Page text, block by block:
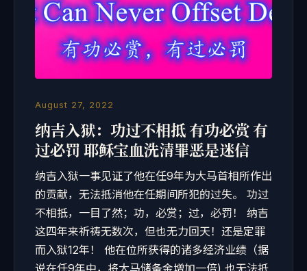
August 27, 2022
纳吉入狱：功过不相抵 有功必赏 有
过必罚 耶稣宝血洗清罪恶是迷信
纳吉入狱一事见证了他在任9年为大马首相所作出
的贡献，无法抵消他在任期间所犯的过失。 功过
不相抵，一目了然；功，必赏；过，必罚！ 纳吉
这四年来祈祷无数次，但也无力回天！还是定罪
而入狱12年！ 他在位所获得的诸多经济业绩（据
说在任9年中，将大马储备金增加一倍) 也无法抵